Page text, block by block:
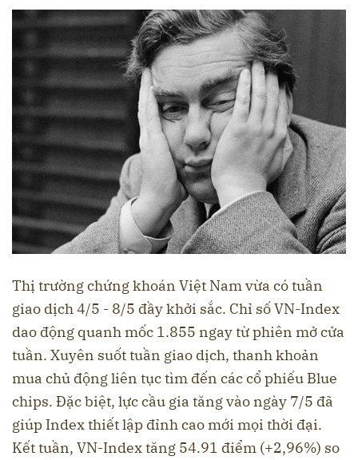
Thị trường chứng khoán Việt Nam vừa có tuần
giao dịch 4/5 - 8/5 đầy khởi sắc. Chỉ số VN-Index
dao động quanh mốc 1.855 ngay từ phiên mở cửa
tuần. Xuyên suốt tuần giao dịch, thanh khoản
mua chủ động liên tục tìm đến các cổ phiếu Blue
chips. Đặc biệt, lực cầu gia tăng vào ngày 7/5 đã
giúp Index thiết lập đỉnh cao mới mọi thời đại.
Kết tuần, VN-Index tăng 54.91 điểm (+2,96%) so